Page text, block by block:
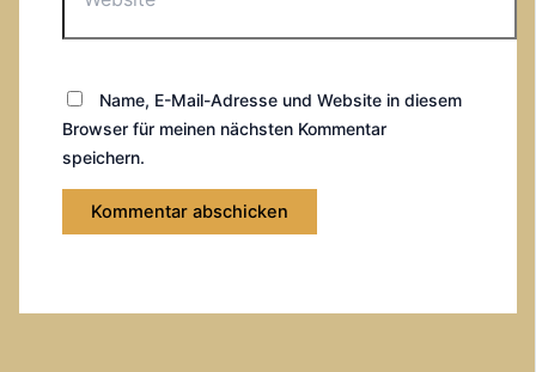
Name, E-Mail-Adresse und Website in diesem
Browser für meinen nächsten Kommentar
speichern.